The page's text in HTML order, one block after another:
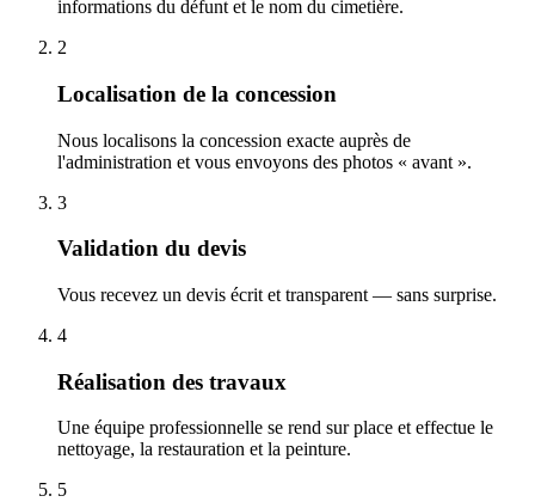
informations du défunt et le nom du cimetière.
2
Localisation de la concession
Nous localisons la concession exacte auprès de
l'administration et vous envoyons des photos « avant ».
3
Validation du devis
Vous recevez un devis écrit et transparent — sans surprise.
4
Réalisation des travaux
Une équipe professionnelle se rend sur place et effectue le
nettoyage, la restauration et la peinture.
5